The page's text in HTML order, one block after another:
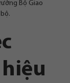
Bộ Giao